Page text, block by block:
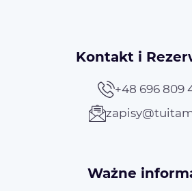
Kontakt i
+48 696 809
Ważne